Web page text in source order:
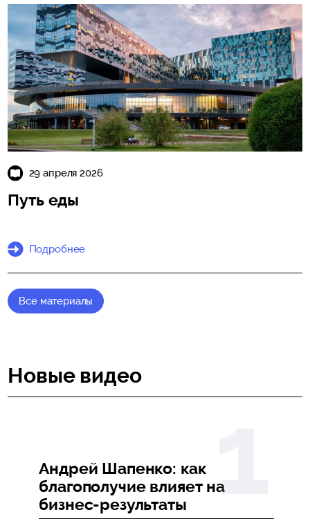
29 апреля 2026
Путь еды
Подробнее
Все материалы
Новые видео
Андрей Шапенко: как
благополучие влияет на
бизнес-результаты